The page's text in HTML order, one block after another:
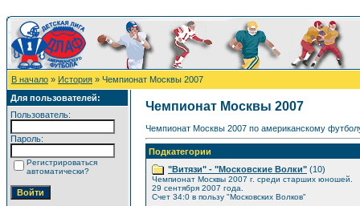
В начало » История » Чемпионат Москвы 2007
Для пользователей:
Пользователь:
Пароль:
Регистрироваться
автоматически?
Чемпионат Москвы 2007
Чемпионат Москвы 2007 по американскому
Подкатегории
"Витязи" - "Московские Волки" (10)
Чемпионат Москвы 2007 г. среди старших юношей.
29 сентября 2007 года.
Счет 34:0 в пользу "Московских Волков"